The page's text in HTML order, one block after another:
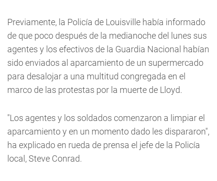
Previamente, la Policía de Louisville había informado
de que poco después de la medianoche del lunes sus
agentes y los efectivos de la Guardia Nacional habían
sido enviados al aparcamiento de un supermercado
para desalojar a una multitud congregada en el
marco de las protestas por la muerte de Lloyd.
"Los agentes y los soldados comenzaron a limpiar el
aparcamiento y en un momento dado les dispararon",
ha explicado en rueda de prensa el jefe de la Policía
local, Steve Conrad.